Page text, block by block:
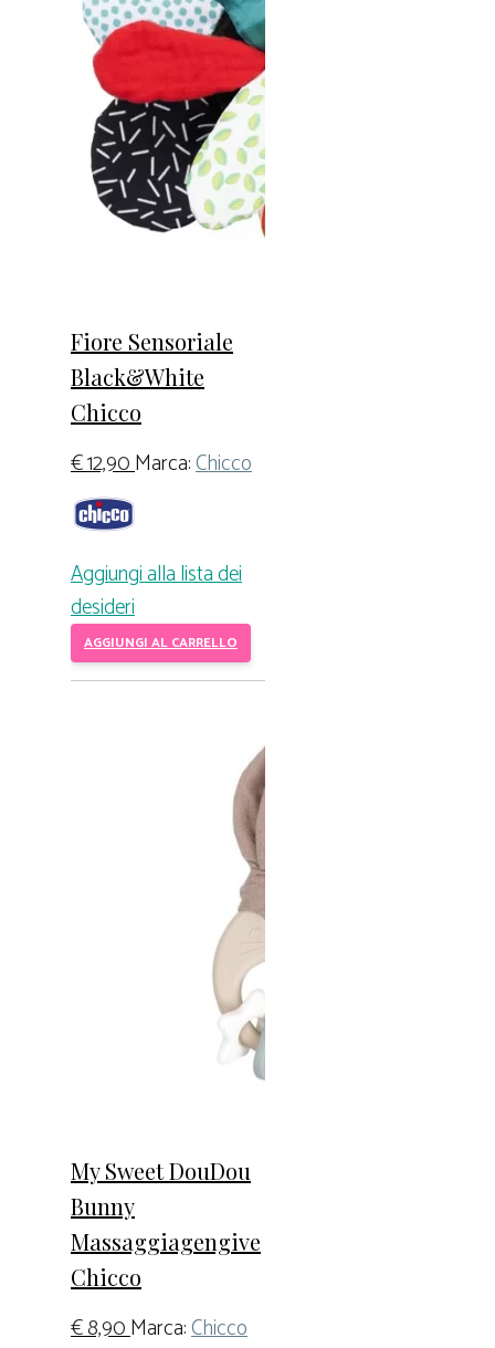
Fiore Sensoriale
Black&White
Chicco
€12,90Marca:Chicco
Aggiungi alla lista dei
desideri
AGGIUNGI AL CARRELLO
My Sweet DouDou
Bunny
Massaggiagengive
Chicco
€8,90Marca:Chicco